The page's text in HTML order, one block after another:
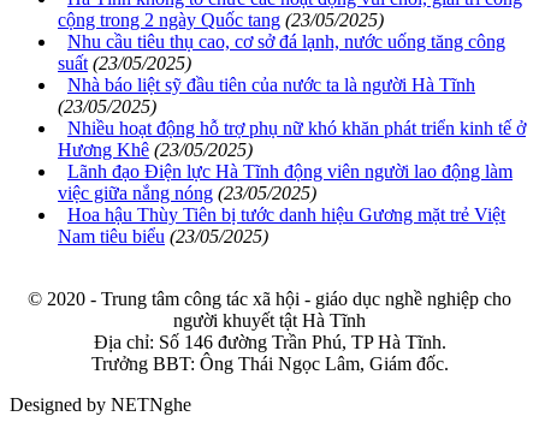
cộng trong 2 ngày Quốc tang (23/05/2025)
Nhu cầu tiêu thụ cao, cơ sở đá lạnh, nước uống tăng công
suất (23/05/2025)
Nhà báo liệt sỹ đầu tiên của nước ta là người Hà Tĩnh
(23/05/2025)
Nhiều hoạt động hỗ trợ phụ nữ khó khăn phát triển kinh tế ở
Hương Khê (23/05/2025)
Lãnh đạo Điện lực Hà Tĩnh động viên người lao động làm
việc giữa nắng nóng (23/05/2025)
Hoa hậu Thùy Tiên bị tước danh hiệu Gương mặt trẻ Việt
Nam tiêu biểu (23/05/2025)
© 2020 - Trung tâm công tác xã hội - giáo dục nghề nghiệp cho
người khuyết tật Hà Tĩnh
Địa chỉ: Số 146 đường Trần Phú, TP Hà Tĩnh.
Trưởng BBT: Ông Thái Ngọc Lâm, Giám đốc.
Designed by NETNghe